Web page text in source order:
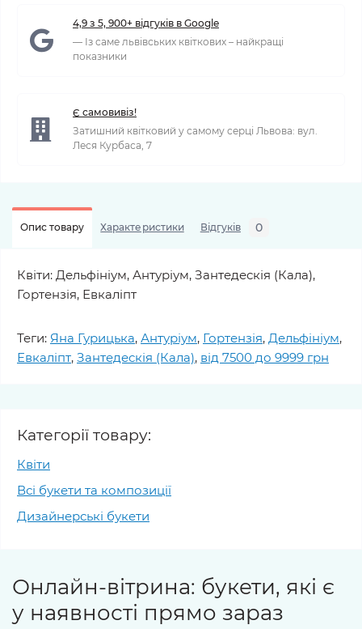
4,9 з 5, 900+ відгуків в Google
— Із саме львівських квіткових – найкращі
показники
Є самовивіз!
Затишний квітковий у самому серці Львова: вул.
Леся Курбаса, 7
Опис товару Характеристики Відгуків 0
Квіти: Дельфініум, Антуріум, Зантедескія (Кала),
Гортензія, Евкаліпт
Теги: Яна Гурицька, Антуріум, Гортензія, Дельфініум,
Евкаліпт, Зантедескія (Кала), від 7500 до 9999 грн
Категорії товару:
Квіти
Всі букети та композиції
Дизайнерські букети
Онлайн-вітрина: букети, які є
у наявності прямо зараз